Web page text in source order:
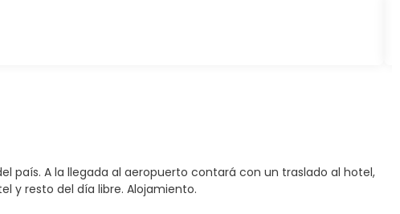
país. A la llegada al aeropuerto contará con un traslado al hotel,
y resto del día libre. Alojamiento.